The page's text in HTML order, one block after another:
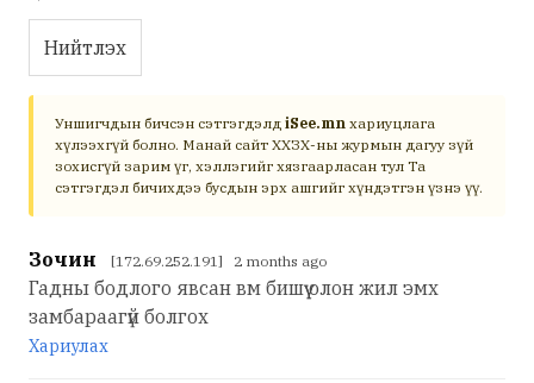
Нийтлэх
Уншигчдын бичсэн сэтгэгдэлд iSee.mn хариуцлага
хүлээхгүй болно. Манай сайт ХХЗХ-ны журмын дагуу зүй
зохисгүй зарим үг, хэллэгийг хязгаарласан тул Та
сэтгэгдэл бичихдээ бусдын эрх ашгийг хүндэтгэн үзнэ үү.
Зочин [172.69.252.191] 2 months ago
Гадны бодлого явсан вм бишүү олон жил эмх
замбараагүй болгох
Хариулах